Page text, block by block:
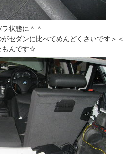
状態に＾＾；
セダンに比べてめんどくさいです＞＜
もんです☆